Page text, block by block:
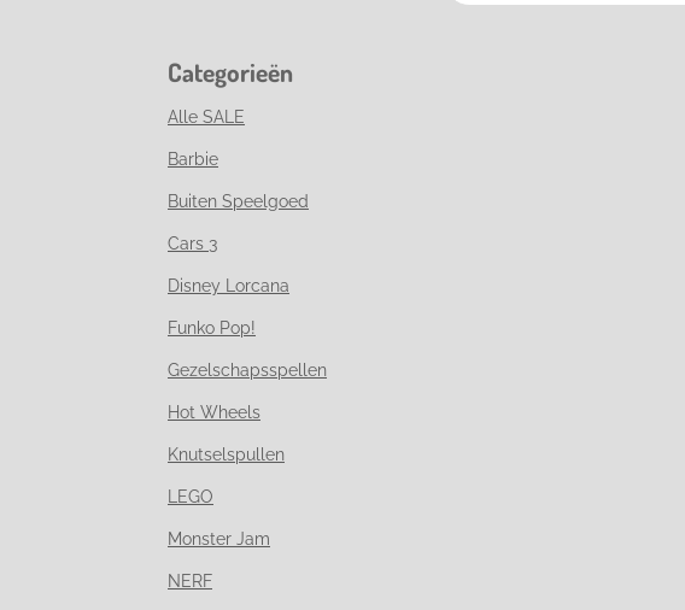
Categorieën
Alle SALE
Barbie
Buiten Speelgoed
Cars 3
Disney Lorcana
Funko Pop!
Gezelschapsspellen
Hot Wheels
Knutselspullen
LEGO
Monster Jam
NERF